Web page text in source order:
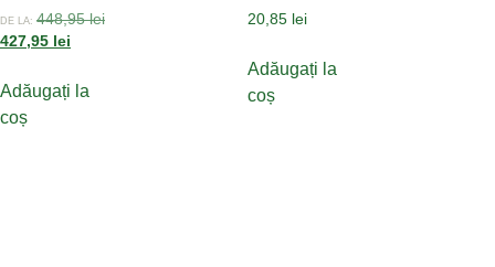
DE LA: 448,95lei
427,95 lei
Adăugați la
coș
20,85 lei
Adăugați la
coș